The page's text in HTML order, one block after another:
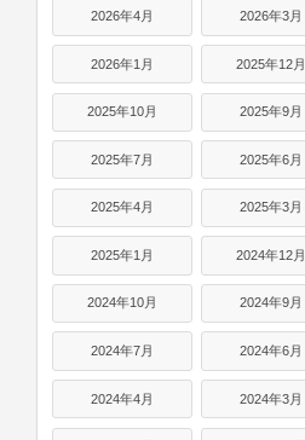
2026年4月 2026年3月
2026年1月 2025年12月
2025年10月 2025年9月
2025年7月 2025年6月
2025年4月 2025年3月
2025年1月 2024年12月
2024年10月 2024年9月
2024年7月 2024年6月
2024年4月 2024年3月